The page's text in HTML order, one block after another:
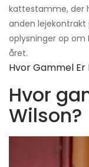
kattestamme, der
anden lejekontrakt
oplysninger op om
året.
Hvor Gammel Er
Hvor
Wilson?